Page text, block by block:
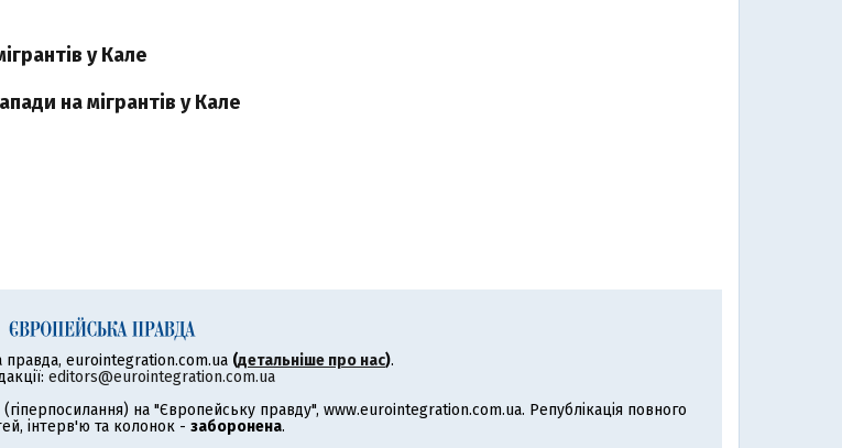
у Кале
на мігрантів у Кале
правда, eurointegration.com.ua (детальніше про нас).
editors@eurointegration.com.ua
на "Європейську правду", www.eurointegration.com.ua. Републікація повного
інтерв'ю та колонок - заборонена.